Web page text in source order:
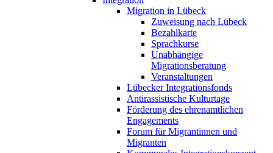
Migration in Lübeck
Zuweisung nach Lübeck
Bezahlkarte
Sprachkurse
Unabhängige
Migrationsberatung
Veranstaltungen
Lübecker Integrationsfonds
Antirassistische Kulturtage
Förderung des ehrenamtlichen
Engagements
Forum für Migrantinnen und
Migranten